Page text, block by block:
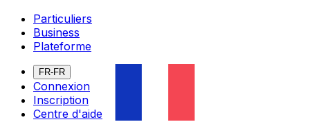
Particuliers
Business
Plateforme
FR-FR
Connexion
Inscription
Centre d'aide